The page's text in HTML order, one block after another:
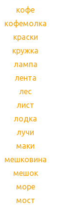
кофе
кофемолка
краски
кружка
лампа
лента
лес
лист
лодка
лучи
маки
мешковина
мешок
море
мост